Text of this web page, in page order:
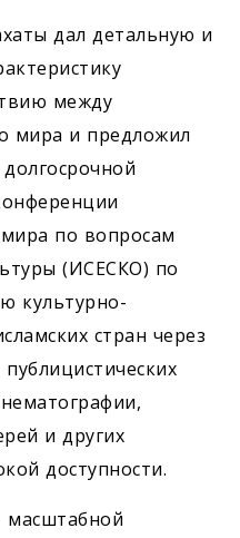
дал детальную и
между
мира и предложил
по вопросам
(ИСЕСКО) по
культурно-
стран через
и других
доступности.
масштабной